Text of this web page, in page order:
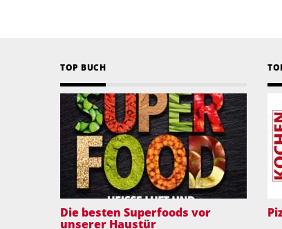
TOP BUCH
Die besten Superfoods vor
unserer Haustür